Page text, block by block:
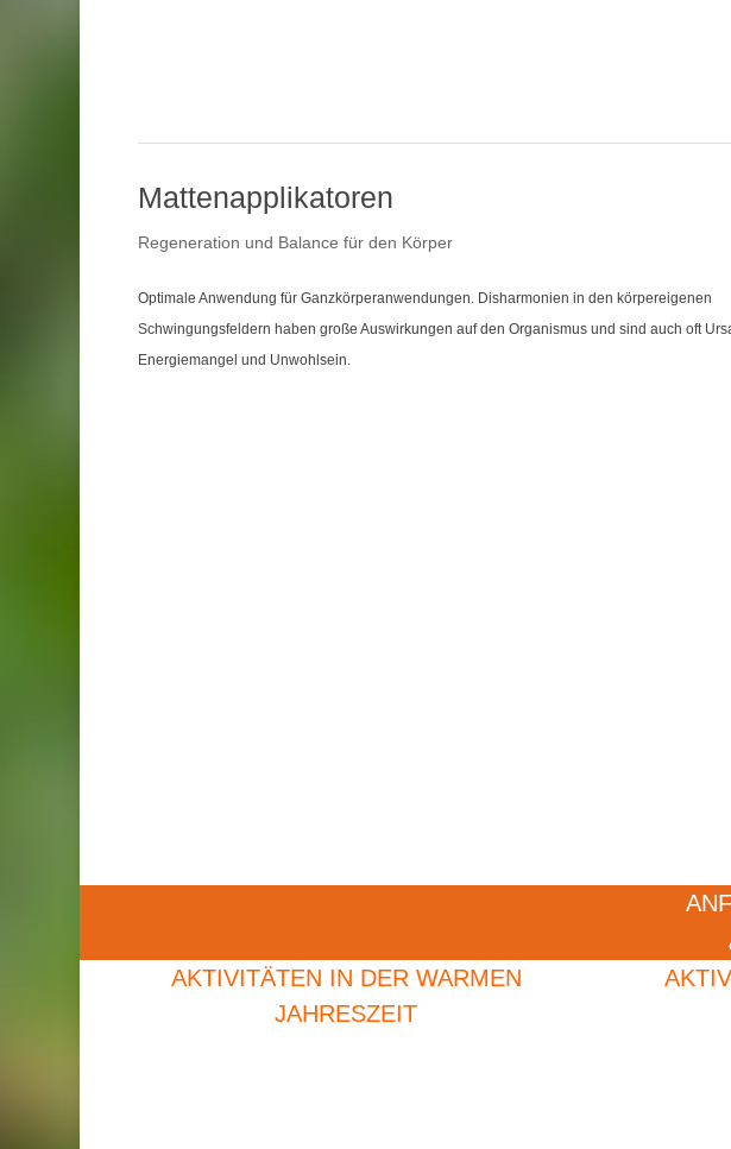
Mattenapplikatoren
Regeneration und Balance für den Körper
Optimale Anwendung für Ganzkörperanwendungen. Disharmonien in den körpereigenen
Schwingungsfeldern haben große Auswirkungen auf den Organismus und sind auch oft
Energiemangel und Unwohlsein.
AKTIVITÄTEN IN DER WARMEN
JAHRESZEIT